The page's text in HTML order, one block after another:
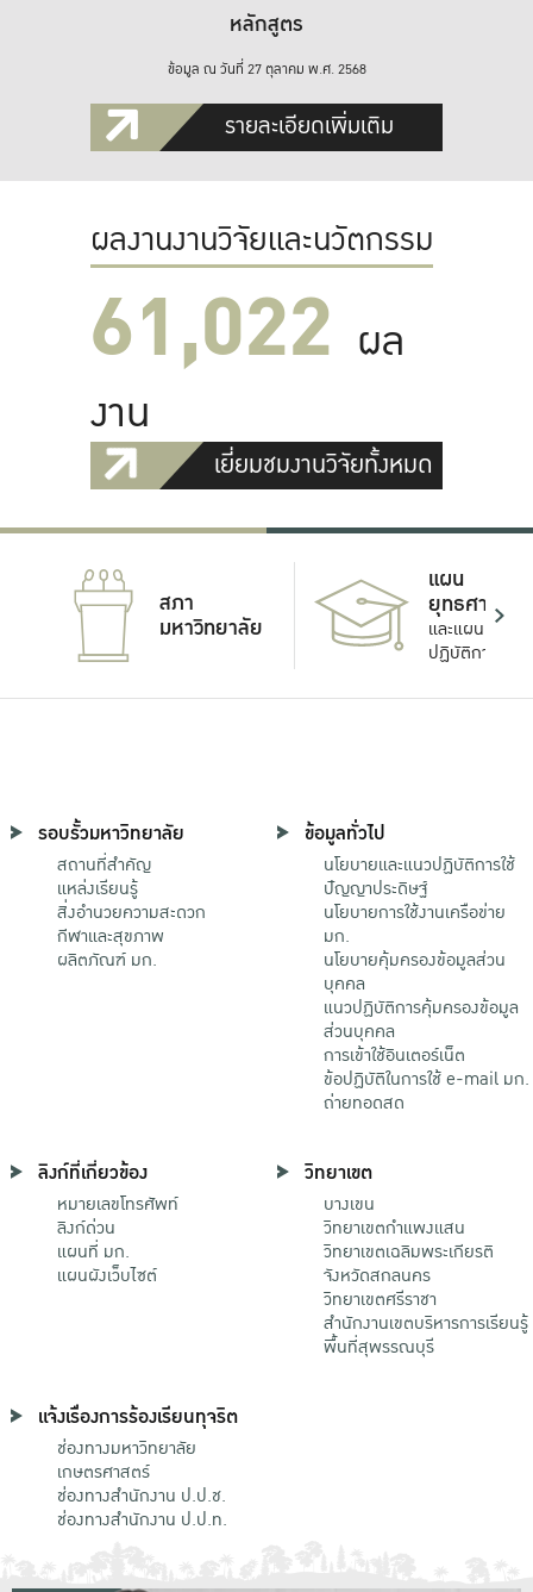
หลักสูตร
ข้อมูล ณ วันที่ 27 ตุลาคม พ.ศ. 2568
รายละเอียดเพิ่มเติม
ผลงานงานวิจัยและนวัตกรรม
61,022 ผล
งาน
เยี่ยมชมงานวิจัยทั้งหมด
สภา
มหาวิทยาลัย
แผน
ยุทธศาสตร์
และแผน
ปฏิบัติการ
รอบรั้วมหาวิทยาลัย
สถานที่สำคัญ
แหล่งเรียนรู้
สิ่งอำนวยความสะดวก
กีฬาและสุขภาพ
ผลิตภัณฑ์ มก.
ข้อมูลทั่วไป
นโยบายและแนวปฏิบัติการใช้
ปัญญาประดิษฐ์
นโยบายการใช้งานเครือข่าย
มก.
นโยบายคุ้มครองข้อมูลส่วน
บุคคล
แนวปฏิบัติการคุ้มครองข้อมูล
ส่วนบุคคล
การเข้าใช้อินเตอร์เน็ต
ข้อปฏิบัติในการใช้ e-mail มก.
ถ่ายทอดสด
ลิงก์ที่เกี่ยวข้อง
หมายเลขโทรศัพท์
ลิงก์ด่วน
แผนที่ มก.
แผนผังเว็บไซต์
วิทยาเขต
บางเขน
วิทยาเขตกําแพงแสน
วิทยาเขตเฉลิมพระเกียรติ
จังหวัดสกลนคร
วิทยาเขตศรีราชา
สำนักงานเขตบริหารการเรียนรู้
พื้นที่สุพรรณบุรี
แจ้งเรื่องการร้องเรียนทุจริต
ช่องทางมหาวิทยาลัย
เกษตรศาสตร์
ช่องทางสำนักงาน ป.ป.ช.
ช่องทางสำนักงาน ป.ป.ท.